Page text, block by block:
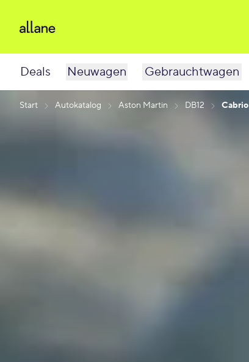
Deals Neuwagen Gebrauchtwagen
Start Autokatalog Aston Martin DB12 Cabrio